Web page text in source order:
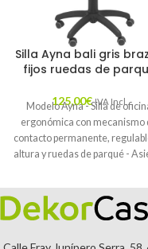
Silla Ayna bali gris
fijos ruedas de
125,00€ IVA Incl.
Modelo Ayna - Silla de
ergonómica con mecanismo
contacto permanente,
altura y ruedas de parqué -
color gris (BRAZOS FIJOS
INCLUIDOS)